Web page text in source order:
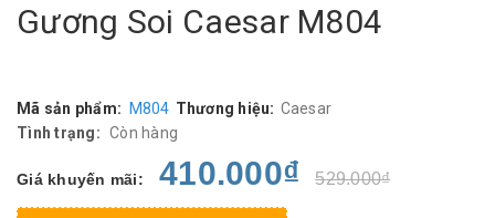
Gương Soi Caesar M804
Mã sản phẩm: M804 Thương hiệu: Caesar
Tình trạng: Còn hàng
Giá khuyến mãi: 410.000₫ 529.000₫